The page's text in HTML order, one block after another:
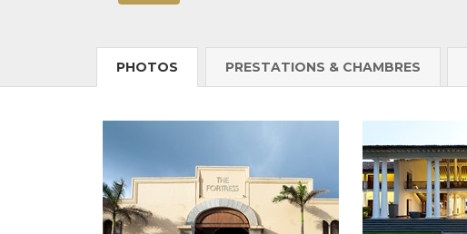
PHOTOS PRESTATIONS & CHAMBRES